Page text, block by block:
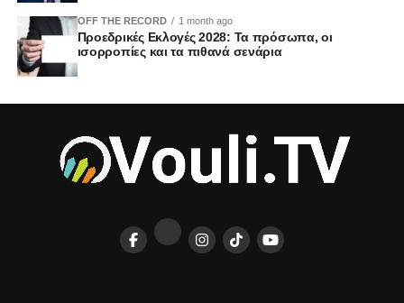
OFF THE RECORD 1 month ago
Προεδρικές Εκλογές 2028: Τα πρόσωπα, οι
ισορροπίες και τα πιθανά σενάρια